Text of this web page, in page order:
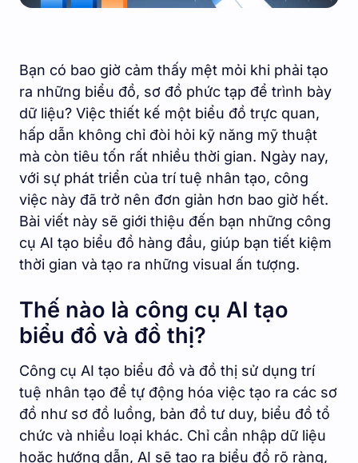
Bạn có bao giờ cảm thấy mệt mỏi khi phải tạo
ra những biểu đồ, sơ đồ phức tạp để trình bày
dữ liệu? Việc thiết kế một biểu đồ trực quan,
hấp dẫn không chỉ đòi hỏi kỹ năng mỹ thuật
mà còn tiêu tốn rất nhiều thời gian. Ngày nay,
với sự phát triển của trí tuệ nhân tạo, công
việc này đã trở nên đơn giản hơn bao giờ hết.
Bài viết này sẽ giới thiệu đến bạn những công
cụ AI tạo biểu đồ hàng đầu, giúp bạn tiết kiệm
thời gian và tạo ra những visual ấn tượng.
Thế nào là công cụ AI tạo
biểu đồ và đồ thị?
Công cụ AI tạo biểu đồ và đồ thị sử dụng trí
tuệ nhân tạo để tự động hóa việc tạo ra các sơ
đồ như sơ đồ luồng, bản đồ tư duy, biểu đồ tổ
chức và nhiều loại khác. Chỉ cần nhập dữ liệu
hoặc hướng dẫn, AI sẽ tạo ra biểu đồ rõ ràng,